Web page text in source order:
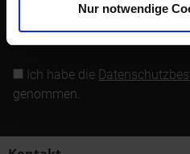
Nur notwendige
Ich habe die
genommen.